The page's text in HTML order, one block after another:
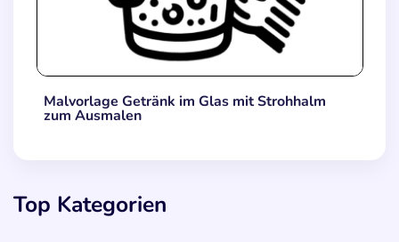
Malvorlage Getränk im Glas mit Strohhalm
zum Ausmalen
Top Kategorien